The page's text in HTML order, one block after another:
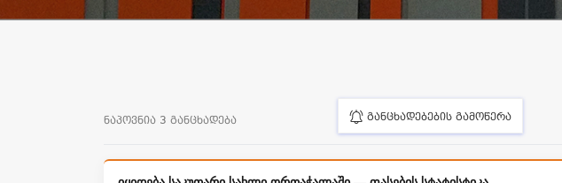
ნაპოვნია 3 განცხადება განცხადებების გამოწერა